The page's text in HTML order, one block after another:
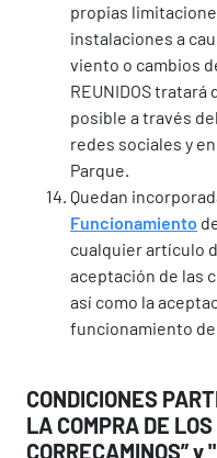
propias
instalaciones a
viento o cambios
REUNIDOS
posible a través
redes sociales y
Parque.
Quedan
Funcionamiento
cualquier artículo
aceptación de las
así como la
funcionamiento
CONDICIONES
LA COMPRA DE
CORRECAMINOS”